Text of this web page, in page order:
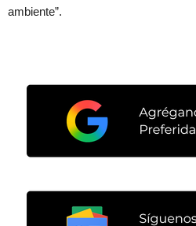
ambiente”.